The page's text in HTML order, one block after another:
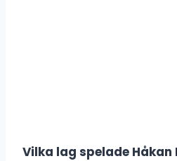
Vilka lag spelade Håkan